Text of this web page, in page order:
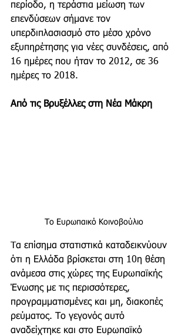
περίοδο, η τεράστια μείωση των
επενδύσεων σήμανε τον
υπερδιπλασιασμό στο μέσο χρόνο
εξυπηρέτησης για νέες συνδέσεις, από
16 ημέρες που ήταν το 2012, σε 36
ημέρες το 2018.
Από τις Βρυξέλλες στη Νέα Μάκρη
Το Ευρωπαικό Κοινοβούλιο
Tα επίσημα στατιστικά καταδεικνύουν
ότι η Ελλάδα βρίσκεται στη 10η θέση
ανάμεσα στις χώρες της Ευρωπαϊκής
Ένωσης με τις περισσότερες,
προγραμματισμένες και μη, διακοπές
ρεύματος. Το γεγονός αυτό
αναδείχτηκε και στο Ευρωπαϊκό